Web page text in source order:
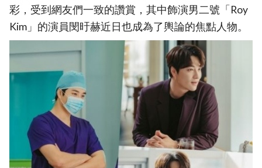
彩，受到網友們一致的讚賞，其中飾演男二號「Roy
Kim」的演員閔旴赫近日也成為了輿論的焦點人物。